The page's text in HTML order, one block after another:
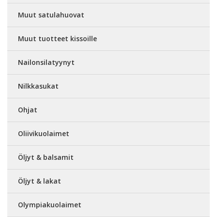
Muut satulahuovat
Muut tuotteet kissoille
Nailonsilatyynyt
Nilkkasukat
Ohjat
Oliivikuolaimet
Öljyt & balsamit
Öljyt & lakat
Olympiakuolaimet